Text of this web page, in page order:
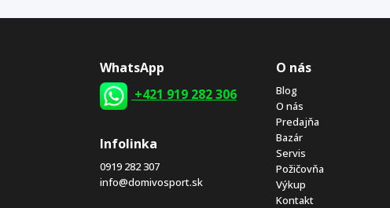
WhatsApp
+421 919 282 306
Infolinka
0919 282 307
info@domivosport.sk
O nás
Blog
O nás
Predajňa
Bazár
Servis
Požičovňa
Výkup
Kontakt